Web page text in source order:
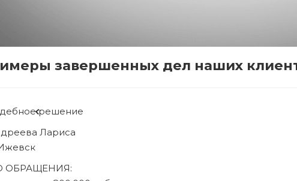
завершенных дел наших
решение
Людмила
ОБРАЩЕНИЯ: